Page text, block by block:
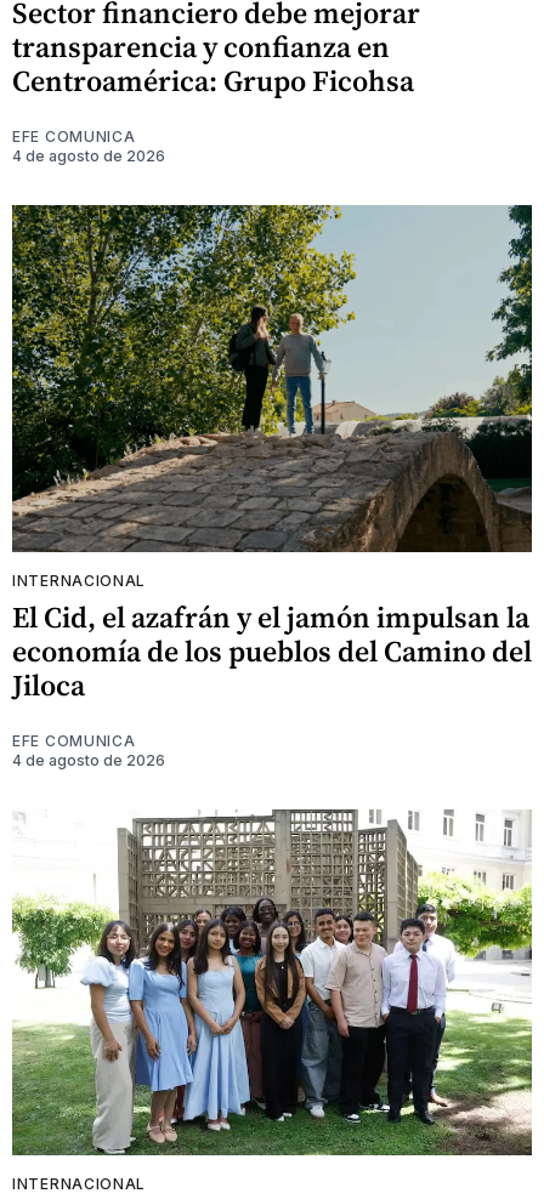
Sector financiero debe mejorar
transparencia y confianza en
Centroamérica: Grupo Ficohsa
EFE COMUNICA
4 de agosto de 2026
INTERNACIONAL
El Cid, el azafrán y el jamón impulsan la
economía de los pueblos del Camino del
Jiloca
EFE COMUNICA
4 de agosto de 2026
INTERNACIONAL